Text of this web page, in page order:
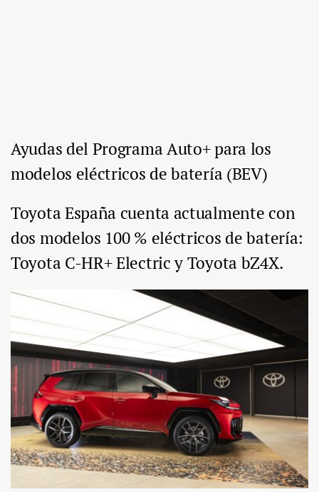
Ayudas del Programa Auto+ para los
modelos eléctricos de batería (BEV)
Toyota España cuenta actualmente con
dos modelos 100 % eléctricos de batería:
Toyota C-HR+ Electric y Toyota bZ4X.